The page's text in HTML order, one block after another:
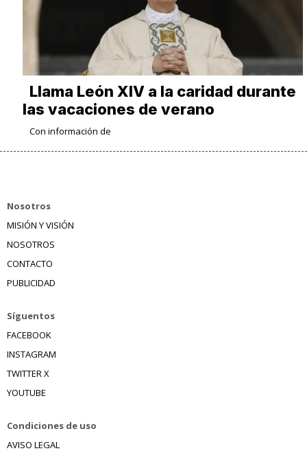
Llama León XIV a la caridad durante
las vacaciones de verano
Con información de
Nosotros
MISIÓN Y VISIÓN
NOSOTROS
CONTACTO
PUBLICIDAD
Síguentos
FACEBOOK
INSTAGRAM
TWITTER X
YOUTUBE
Condiciones de uso
AVISO LEGAL